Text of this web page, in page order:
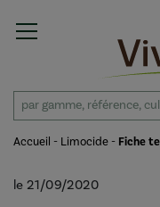
Accueil - Limocide - Fiche
le 21/09/2020